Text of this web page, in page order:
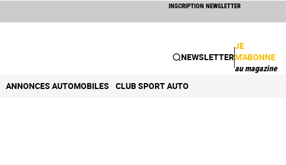
INSCRIPTION NEWSLETTER
NEWSLETTER
JE
M'ABONNE
au magazine
ANNONCES AUTOMOBILES CLUB SPORT AUTO